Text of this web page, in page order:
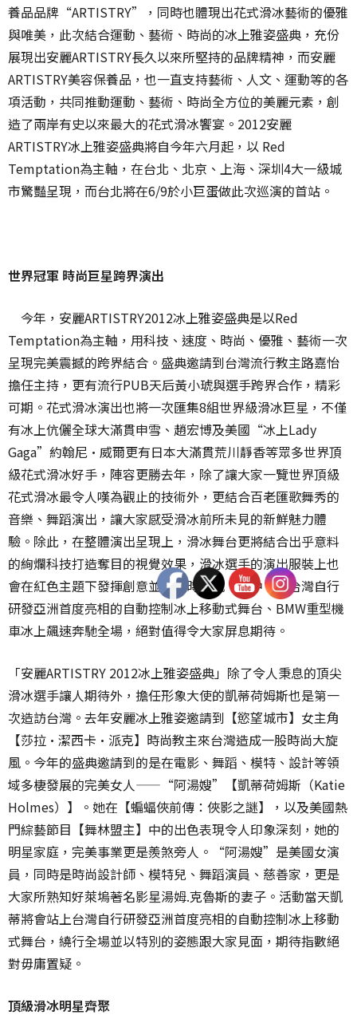
養品品牌“ARTISTRY”，同時也體現出花式滑冰藝術的優雅
與唯美，此次結合運動、藝術、時尚的冰上雅姿盛典，充份
展現出安麗ARTISTRY長久以來所堅持的品牌精神，而安麗
ARTISTRY美容保養品，也一直支持藝術、人文、運動等的各
項活動，共同推動運動、藝術、時尚全方位的美麗元素，創
造了兩岸有史以來最大的花式滑冰饗宴。2012安麗
ARTISTRY冰上雅姿盛典將自今年六月起，以 Red
Temptation為主軸，在台北、北京、上海、深圳4大一級城
市驚豔呈現，而台北將在6/9於小巨蛋做此次巡演的首站。
世界冠軍 時尚巨星跨界演出
今年，安麗ARTISTRY2012冰上雅姿盛典是以Red
Temptation為主軸，用科技、速度、時尚、優雅、藝術一次
呈現完美震撼的跨界結合。盛典邀請到台灣流行教主路嘉怡
擔任主持，更有流行PUB天后黃小琥與選手跨界合作，精彩
可期。花式滑冰演出也將一次匯集8組世界級滑冰巨星，不僅
有冰上伉儷全球大滿貫申雪、趙宏博及美國“冰上Lady
Gaga”約翰尼·威爾更有日本大滿貫荒川靜香等眾多世界頂
級花式滑冰好手，陣容更勝去年，除了讓大家一覽世界頂級
花式滑冰最令人嘆為觀止的技術外，更結合百老匯歌舞秀的
音樂、舞蹈演出，讓大家感受滑冰前所未見的新鮮魅力體
驗。除此，在整體演出呈現上，滑冰舞台更將結合出乎意料
的絢爛科技打造奪目的視覺效果，滑冰選手的演出服裝上也
會在紅色主題下發揮創意並兼具時尚感。其中，由台灣自行
研發亞洲首度亮相的自動控制冰上移動式舞台、BMW重型機
車冰上飆速奔馳全場，絕對值得令大家屏息期待。
「安麗ARTISTRY 2012冰上雅姿盛典」除了令人秉息的頂尖
滑冰選手讓人期待外，擔任形象大使的凱蒂荷姆斯也是第一
次造訪台灣。去年安麗冰上雅姿邀請到【慾望城市】女主角
【莎拉·潔西卡·派克】時尚教主來台灣造成一股時尚大旋
風。今年的盛典邀請到的是在電影、舞蹈、模特、設計等領
域多棲發展的完美女人——“阿湯嫂”【凱蒂荷姆斯（Katie
Holmes）】。她在【蝙蝠俠前傳：俠影之謎】，以及美國熱
門綜藝節目【舞林盟主】中的出色表現令人印象深刻，她的
明星家庭，完美事業更是羨煞旁人。“阿湯嫂”是美國女演
員，同時是時尚設計師、模特兒、舞蹈演員、慈善家，更是
大家所熟知好萊塢著名影星湯姆.克魯斯的妻子。活動當天凱
蒂將會站上台灣自行研發亞洲首度亮相的自動控制冰上移動
式舞台，繞行全場並以特別的姿態跟大家見面，期待指數絕
對毋庸置疑。
頂級滑冰明星齊聚